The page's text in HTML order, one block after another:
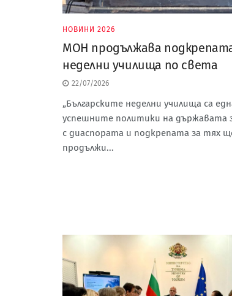
НОВИНИ 2026
МОН продължава
неделни училища по света
22/07/2026
„Българските неделни училища са
успешните политики на държавата
с диаспората и подкрепата за тях
продължи...